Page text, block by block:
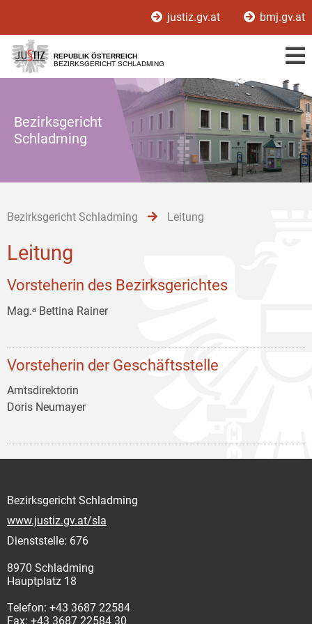
[1]
[2]
[3]
justiz.gv.at bmj.gv.at
REPUBLIK ÖSTERREICH
BEZIRKSGERICHT SCHLADMING
Bezirksgericht
Schladming
Bezirksgericht Schladming Leitung
Leitung
Vorsteherin des Bezirksgerichtes
Mag.ᵃ Bettina Rainer
Vorsteherin der Geschäftsstelle
Amtsdirektorin
Doris Neumayer
Bezirksgericht Schladming
www.justiz.gv.at/sla
Dienststelle: 676
8970 Schladming
Hauptplatz 18
Telefon: +43 3687 22584
Fax: +43 3687 22584 30